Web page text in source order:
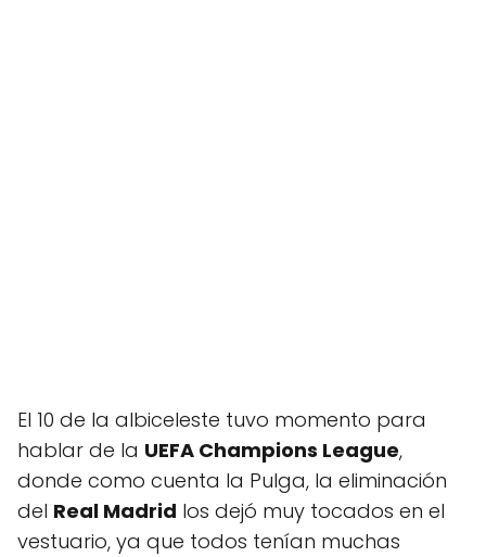
El 10 de la albiceleste tuvo momento para
hablar de la UEFA Champions League,
donde como cuenta la Pulga, la eliminación
del Real Madrid los dejó muy tocados en el
vestuario, ya que todos tenían muchas